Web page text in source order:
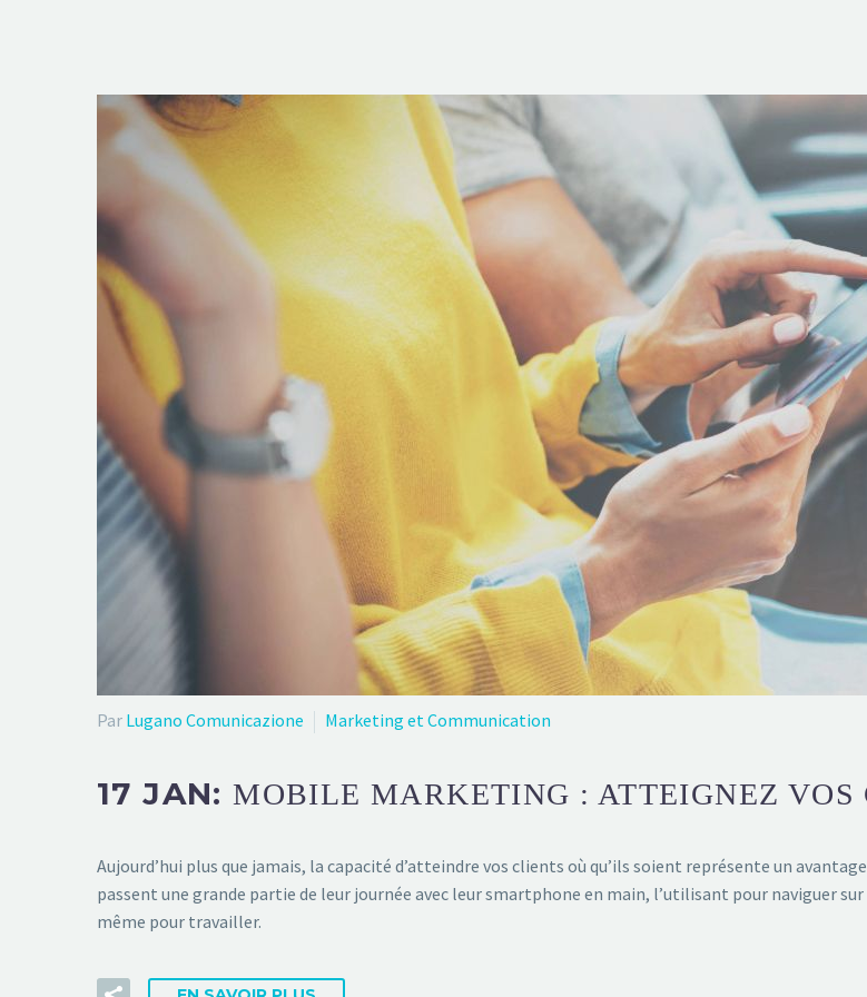
Par Lugano Comunicazione Marketing et Communication
17 JAN:MOBILE MARKETING : ATTEIGNEZ VOS
Aujourd’hui plus que jamais, la capacité d’atteindre vos clients où qu’ils soient représente un
passent une grande partie de leur journée avec leur smartphone en main, l’utilisant pour naviguer
même pour travailler.